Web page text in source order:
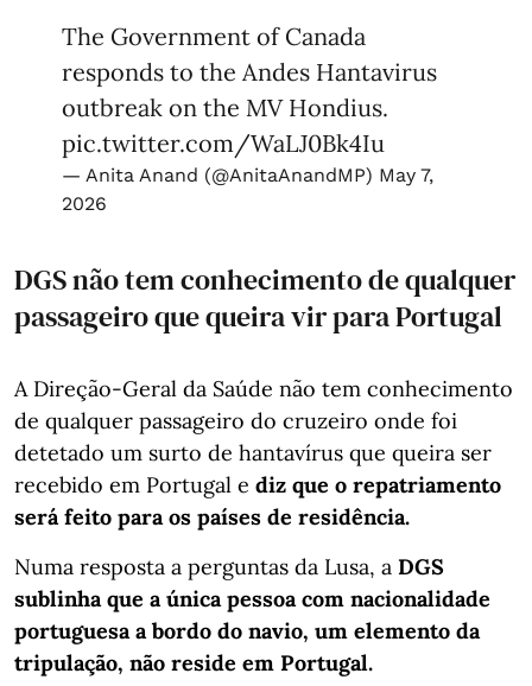
The Government of Canada
responds to the Andes Hantavirus
outbreak on the MV Hondius.
pic.twitter.com/WaLJ0Bk4Iu
— Anita Anand (@AnitaAnandMP) May 7,
2026
DGS não tem conhecimento de qualquer
passageiro que queira vir para Portugal
A Direção-Geral da Saúde não tem conhecimento
de qualquer passageiro do cruzeiro onde foi
detetado um surto de hantavírus que queira ser
recebido em Portugal e diz que o repatriamento
será feito para os países de residência.
Numa resposta a perguntas da Lusa, a DGS
sublinha que a única pessoa com nacionalidade
portuguesa a bordo do navio, um elemento da
tripulação, não reside em Portugal.